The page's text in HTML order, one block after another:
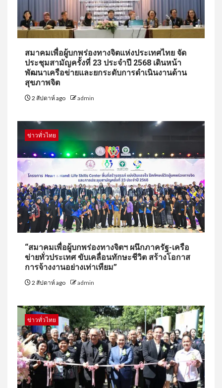
สมาคมเพื่อผู้บกพร่องทางจิตแห่งประเทศไทย จัด
ประชุมสามัญครั้งที่ 23 ประจำปี 2568 เดินหน้า
พัฒนาเครือข่ายและยกระดับการดำเนินงานด้าน
สุขภาพจิต
2 สัปดาห์ ago admin
ข่าวทั่วไทย
“สมาคมเพื่อผู้บกพร่องทางจิตฯ ผนึกภาครัฐ-เครือ
ข่ายทั่วประเทศ ขับเคลื่อนทักษะชีวิต สร้างโอกาส
การจ้างงานอย่างเท่าเทียม”
2 สัปดาห์ ago admin
ข่าวทั่วไทย